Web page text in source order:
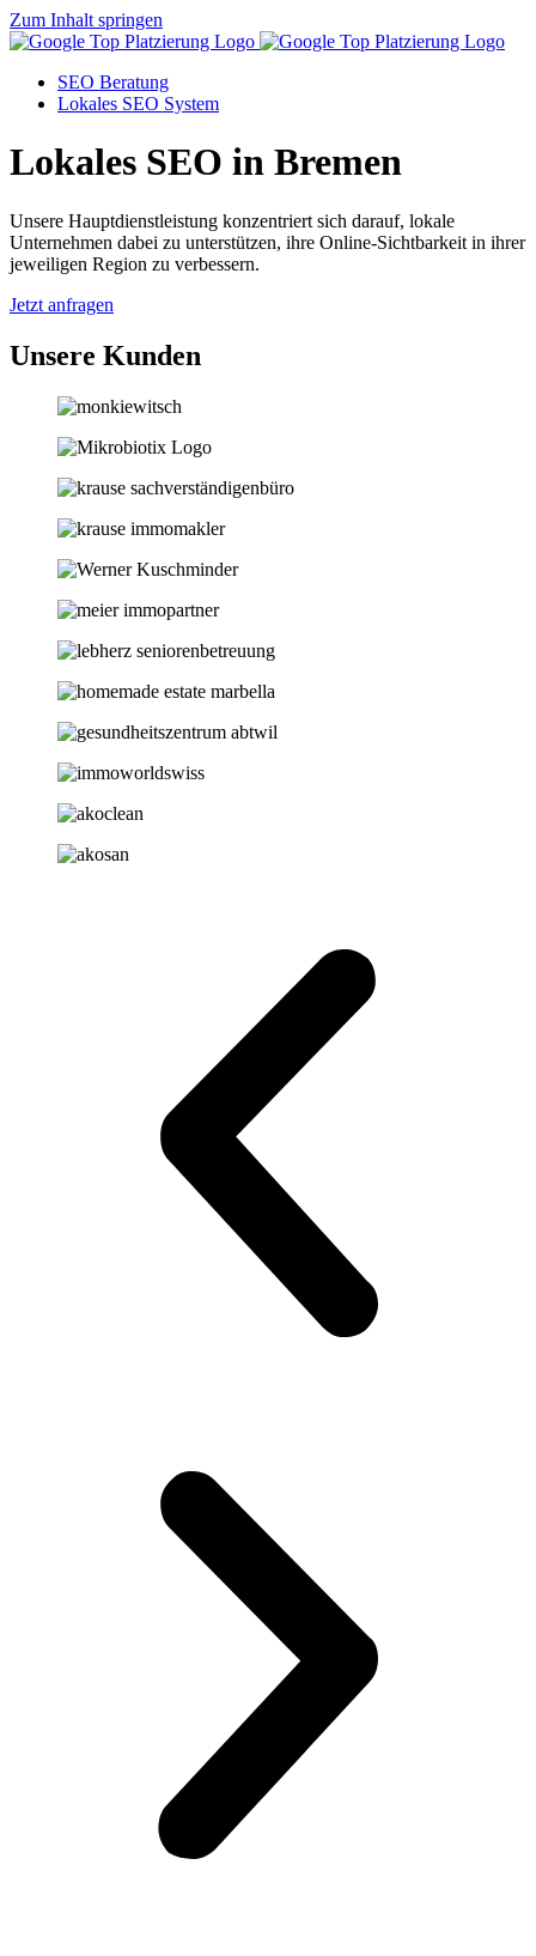
Zum Inhalt springen
SEO Beratung
Lokales SEO System
Lokales SEO in Bremen
Unsere Hauptdienstleistung konzentriert sich darauf, lokale
Unternehmen dabei zu unterstützen, ihre Online-Sichtbarkeit in ihrer
jeweiligen Region zu verbessern.
Jetzt anfragen
Unsere Kunden